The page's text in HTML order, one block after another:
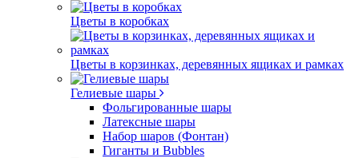
Цветы в коробках
Цветы в корзинках, деревянных ящиках и рамках
Гелиевые шары
Фольгированные шары
Латексные шары
Набор шаров (Фонтан)
Гиганты и Bubbles